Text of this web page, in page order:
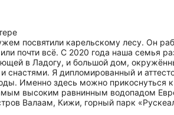
посвятили карельскому лесу. Он
почти всё. С 2020 года наша семья
в Ладогу, и большой дом,
Я дипломированный и
Именно здесь можно прикоснуться к
высоким равнинным водопадом
Валаам, Кижи, горный парк